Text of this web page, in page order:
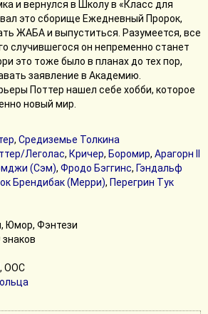
и вернулся в Школу в «Класс для
это сборище Ежедневный Пророк,
ЖАБА и выпуститься. Разумеется, все
случившегося он непременно станет
это тоже было в планах до тех пор,
заявление в Академию.
Поттер нашел себе хобби, которое
новый мир.
, Средиземье Толкина
Леголас, Кричер, Боромир, Арагорн II
(Сэм), Фродо Бэггинс, Гэндальф
Брендибак (Мерри), Перегрин Тук
Юмор, Фэнтези
ООС